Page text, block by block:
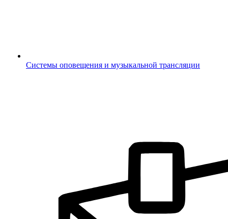
Системы оповещения и музыкальной трансляции